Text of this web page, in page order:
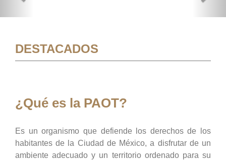
DESTACADOS
¿Qué es la PAOT?
Es un organismo que defiende los derechos de los
habitantes de la Ciudad de México, a disfrutar de un
ambiente adecuado y un territorio ordenado para su